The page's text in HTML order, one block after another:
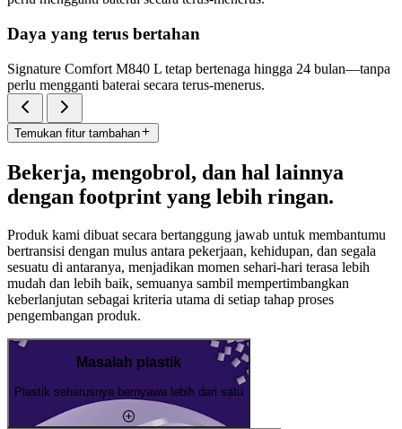
Daya yang terus bertahan
Signature Comfort M840 L tetap bertenaga hingga 24 bulan—tanpa
perlu mengganti baterai secara terus-menerus.
Temukan fitur tambahan
Bekerja, mengobrol, dan hal lainnya
dengan footprint yang lebih ringan.
Produk kami dibuat secara bertanggung jawab untuk membantumu
bertransisi dengan mulus antara pekerjaan, kehidupan, dan segala
sesuatu di antaranya, menjadikan momen sehari-hari terasa lebih
mudah dan lebih baik, semuanya sambil mempertimbangkan
keberlanjutan sebagai kriteria utama di setiap tahap proses
pengembangan produk.
Masalah plastik
Plastik seharusnya bernyawa lebih dari satu